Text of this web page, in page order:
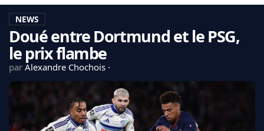
LA CHARTE
VIE PRIVÉE
CGU
CONTACTEZ-NOUS
MERCATO
CDM 2026
NEWS
Doué entre Dortmund et le PSG,
le prix flambe
par Alexandre Chochois